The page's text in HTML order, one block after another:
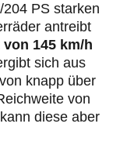
PS starken
antreibt
145 km/h
sich aus
knapp über
von
diese aber